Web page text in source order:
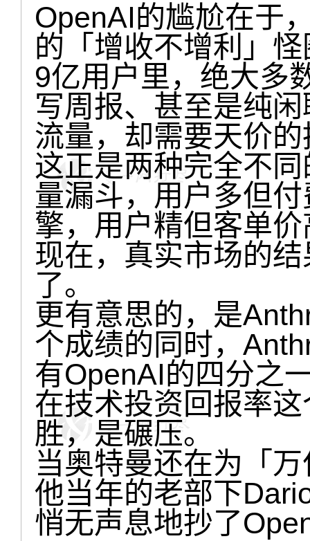
OpenAI的尴尬在于
的「增收不增利」
9亿用户里，绝大多
写周报、甚至是纯
流量，却需要天价
这正是两种完全不
量漏斗，用户多但
擎，用户精但客单
现在，真实市场的
了。
更有意思的，是
个成绩的同时，
有OpenAI的四分之
在技术投资回报率
胜，是碾压。
当奥特曼还在为「
他当年的老部下
悄无声息地抄了